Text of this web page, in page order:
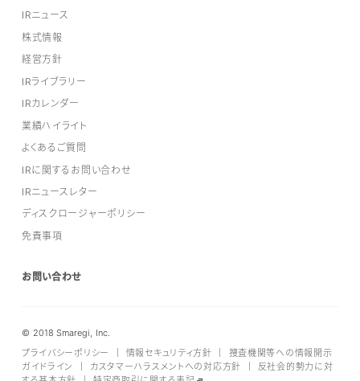
IRニュース
株式情報
経営方針
IRライブラリー
IRカレンダー
業績ハイライト
よくあるご質問
IRに関するお問い合わせ
IRニュースレター
ディスクロージャーポリシー
免責事項
お問い合わせ
© 2018 Smaregi, Inc.
プライバシーポリシー
情報セキュリティ方針
捜査機関等への情報開示
ガイドライン
カスタマーハラスメントへの対応方針
反社会的勢力に対